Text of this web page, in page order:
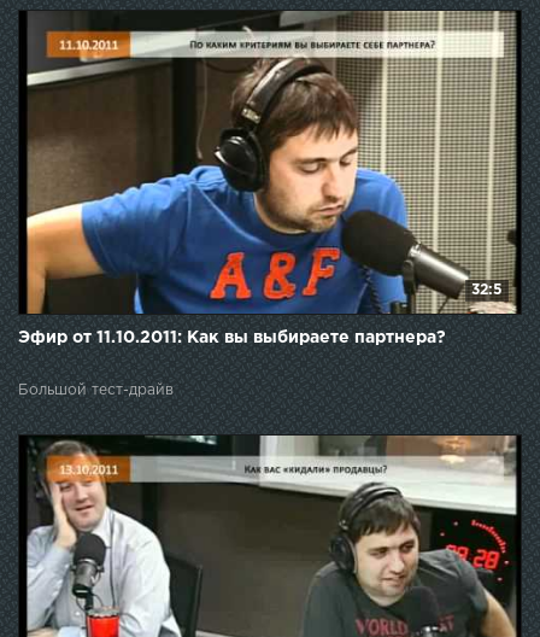
32:5
Эфир от 11.10.2011: Как вы выбираете партнера?
Большой тест-драйв